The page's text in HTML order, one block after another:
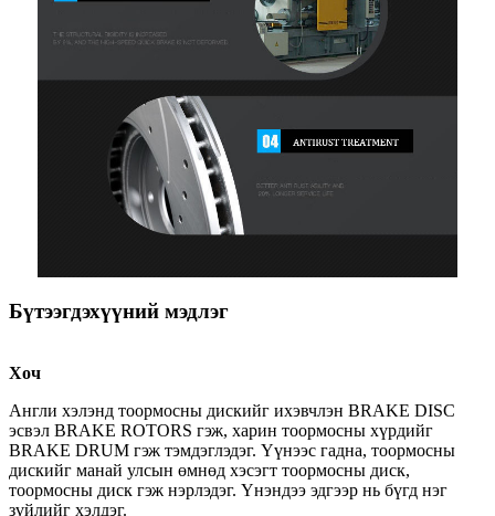
Бүтээгдэхүүний мэдлэг
Хоч
Англи хэлэнд тоормосны дискийг ихэвчлэн BRAKE DISC
эсвэл BRAKE ROTORS гэж, харин тоормосны хүрдийг
BRAKE DRUM гэж тэмдэглэдэг. Үүнээс гадна, тоормосны
дискийг манай улсын өмнөд хэсэгт тоормосны диск,
тоормосны диск гэж нэрлэдэг. Үнэндээ эдгээр нь бүгд нэг
зүйлийг хэлдэг.